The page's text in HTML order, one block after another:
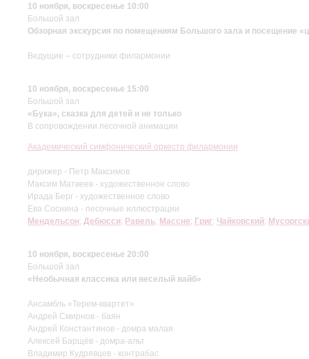
10 ноября, воскресенье 10:00
Большой зал
Обзорная экскурсия по помещениям Большого зала и посещение
Ведущие – сотрудники филармонии
10 ноября, воскресенье 15:00
Большой зал
«Бука», сказка для детей и не только
В сопровождении песочной анимации
Академический симфонический оркестр филармонии
дирижер - Петр Максимов
Максим Матвеев - художественное слово
Ирада Берг - художественное слово
Ева Соснина - песочные иллюстрации
Мендельсон; Дебюсси; Равель; Массне; Григ; Чайковский;
10 ноября, воскресенье 20:00
Большой зал
«Необычная классика или веселый вайб»
Ансамбль «Терем-квартет»
Андрей Смирнов - баян
Андрей Константинов - домра малая
Алексей Барщёв - домра-альт
Владимир Кудрявцев - контрабас